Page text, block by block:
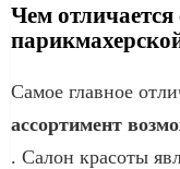
Чем
Самое главное
ассортимент
. Салон красоты